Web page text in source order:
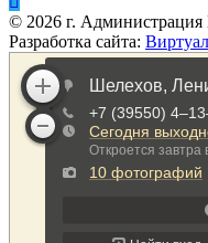
© 2026 г. Администрация
Разработка сайта: